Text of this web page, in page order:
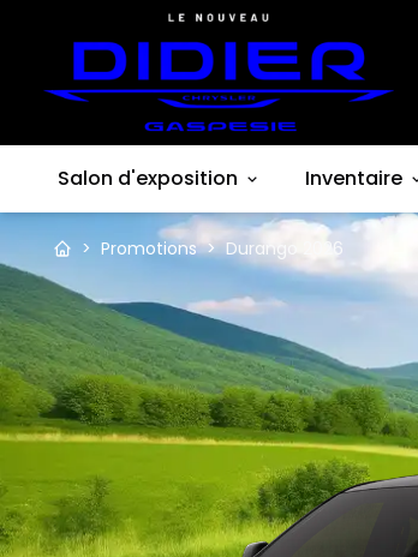
Salon d'exposition Inventaire
> Promotions > Durango 2026